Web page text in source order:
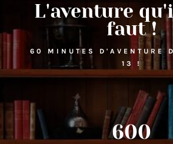
L'aventure
faut !
60 MINUTES D'AVENTURE
13 !
600